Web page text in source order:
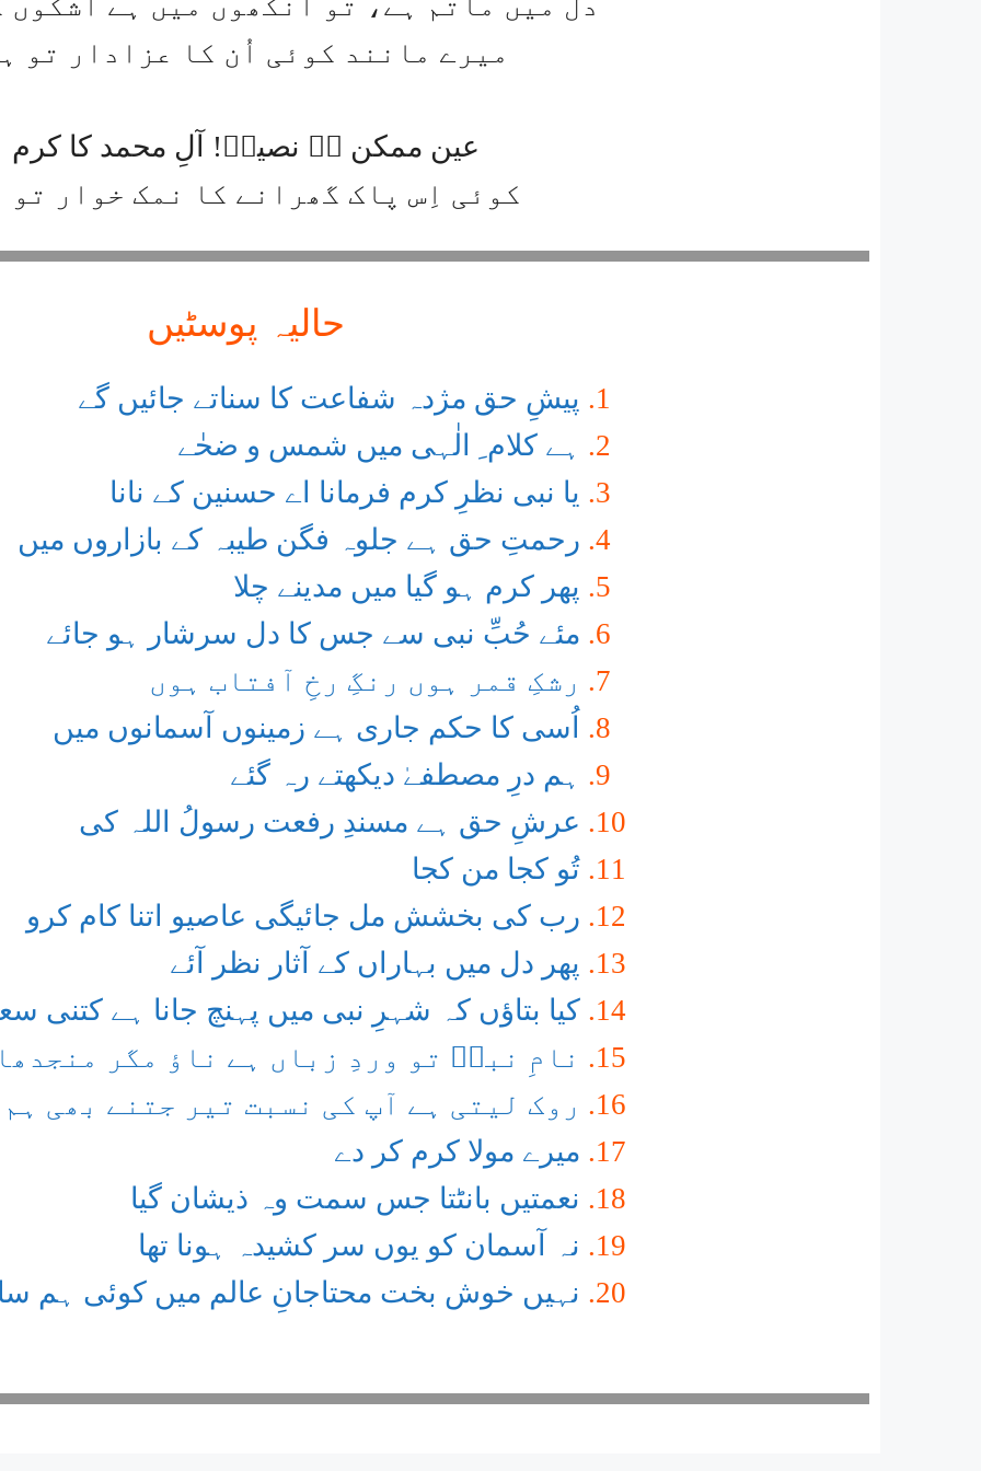
میرے مانند کوئی اُن کا عزادار تو
عین ممکن ہے نصیرؔ! آلِ محمد کا کرم
کوئی اِس پاک گھرانے کا نمک خوار تو
حالیہ پوسٹیں
پیشِ حق مژدہ شفاعت کا سناتے جائیں گے ​
ہے کلام ِ الٰہی میں شمس و ضحٰے
یا نبی نظرِ کرم فرمانا اے حسنین کے نانا
رحمتِ حق ہے جلوہ فگن طیبہ کے بازاروں میں
پھر کرم ہو گیا میں مدینے چلا
مئے حُبِّ نبی سے جس کا دل سرشار ہو جائے
رشکِ قمر ہوں رنگِ رخِ آفتاب ہوں
اُسی کا حکم جاری ہے زمینوں آسمانوں میں
ہم درِ مصطفےٰ دیکھتے رہ گئے
عرشِ حق ہے مسندِ رفعت رسولُ اللہ کی
تُو کجا من کجا
رب کی بخشش مل جائیگی عاصیو اتنا کام کرو
پھر دل میں بہاراں کے آثار نظر آئے
کیا بتاؤں کہ شہرِ نبی میں پہنچ جانا ہے کتنی
نامِ نبیؐ تو وردِ زباں ہے ناؤ مگر
روک لیتی ہے آپ کی نسبت تیر جتنے بھی
میرے مولا کرم کر دے
نعمتیں بانٹتا جس سمت وہ ذیشان گیا
نہ آسمان کو یوں سر کشیدہ ہونا تھا
نہیں خوش بخت محتاجانِ عالم میں کوئی ہم سا